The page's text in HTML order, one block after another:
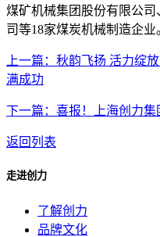
煤矿机械集团股份有限公
司等18家煤炭机械制造企业
上一篇：秋韵飞扬 活力绽
满成功
下一篇：喜报！上海创力集
返回列表
走进创力
了解创力
品牌文化